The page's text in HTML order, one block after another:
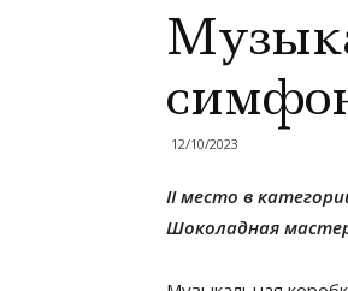
12/10/2023
II место в
Шоколадная